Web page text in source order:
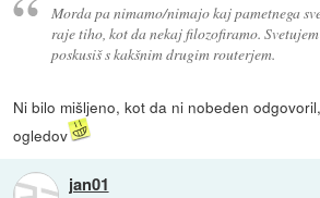
Morda pa nimamo/nimajo kaj pametnega
raje tiho, kot da nekaj filozofiramo.
poskusiš s kakšnim drugim routerjem.
Ni bilo mišljeno, kot da ni nobeden
ogledov
jan01